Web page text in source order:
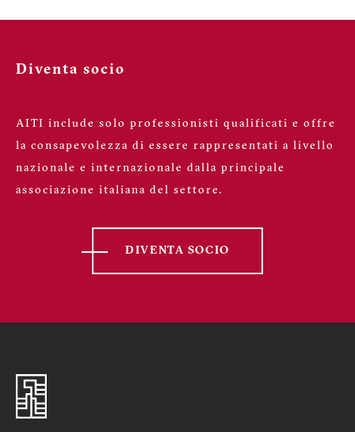
Diventa socio
AITI include solo professionisti qualificati e offre
la consapevolezza di essere rappresentati a livello
nazionale e internazionale dalla principale
associazione italiana del settore.
DIVENTA SOCIO